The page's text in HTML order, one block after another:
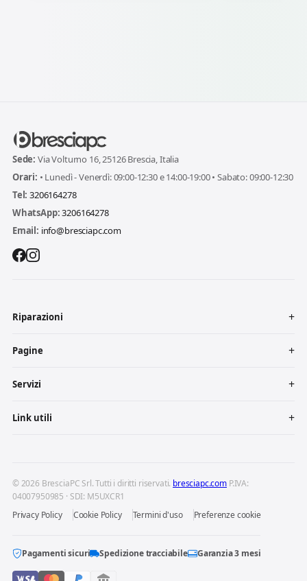
Sede: Via Volturno 16, 25126 Brescia, Italia
Orari: • Lunedì - Venerdì: 09:00-12:30 e 14:00-19:00 • Sabato: 09:00-12:30
Tel: 3206164278
WhatsApp:3206164278
Email: info@bresciapc.com
Riparazioni
Pagine
Servizi
Link utili
© 2026 BresciaPC Srl. Tutti i diritti riservati. bresciapc.com P.IVA:
04007950985 · SDI: M5UXCR1
Privacy Policy
Cookie Policy Termini d'uso Preferenze cookie
Pagamenti sicuri Spedizione tracciabile Garanzia 3 mesi